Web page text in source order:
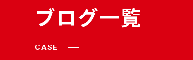
ブログ一覧
CASE